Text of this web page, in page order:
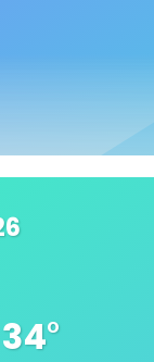
34°